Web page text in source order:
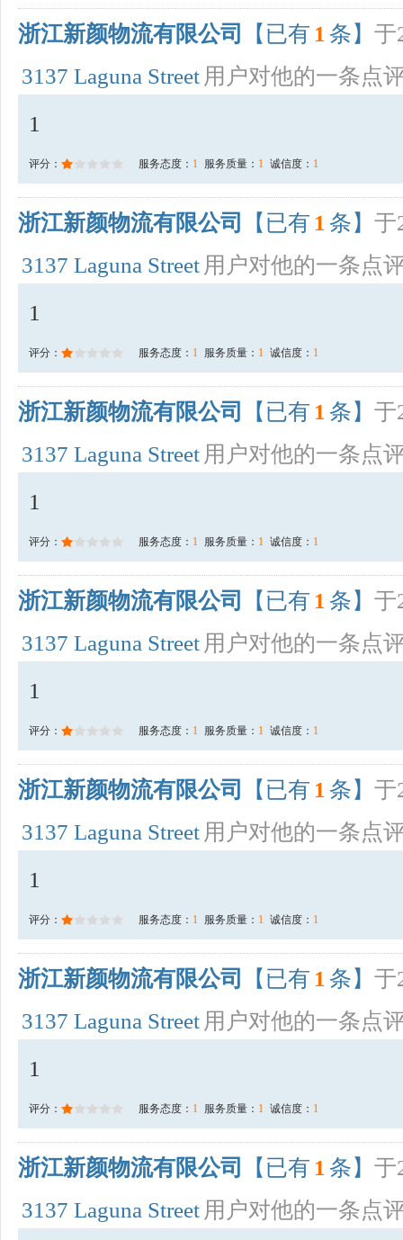
浙江新颜物流有限公司 【已有 1 条】 于
3137 Laguna Street 用户对他的一条点
1
评分： 服务态度： 1 服务质量： 1 诚信度： 1
浙江新颜物流有限公司 【已有 1 条】 于
3137 Laguna Street 用户对他的一条点
1
评分： 服务态度： 1 服务质量： 1 诚信度： 1
浙江新颜物流有限公司 【已有 1 条】 于
3137 Laguna Street 用户对他的一条点
1
评分： 服务态度： 1 服务质量： 1 诚信度： 1
浙江新颜物流有限公司 【已有 1 条】 于
3137 Laguna Street 用户对他的一条点
1
评分： 服务态度： 1 服务质量： 1 诚信度： 1
浙江新颜物流有限公司 【已有 1 条】 于
3137 Laguna Street 用户对他的一条点
1
评分： 服务态度： 1 服务质量： 1 诚信度： 1
浙江新颜物流有限公司 【已有 1 条】 于
3137 Laguna Street 用户对他的一条点
1
评分： 服务态度： 1 服务质量： 1 诚信度： 1
浙江新颜物流有限公司 【已有 1 条】 于
3137 Laguna Street 用户对他的一条点